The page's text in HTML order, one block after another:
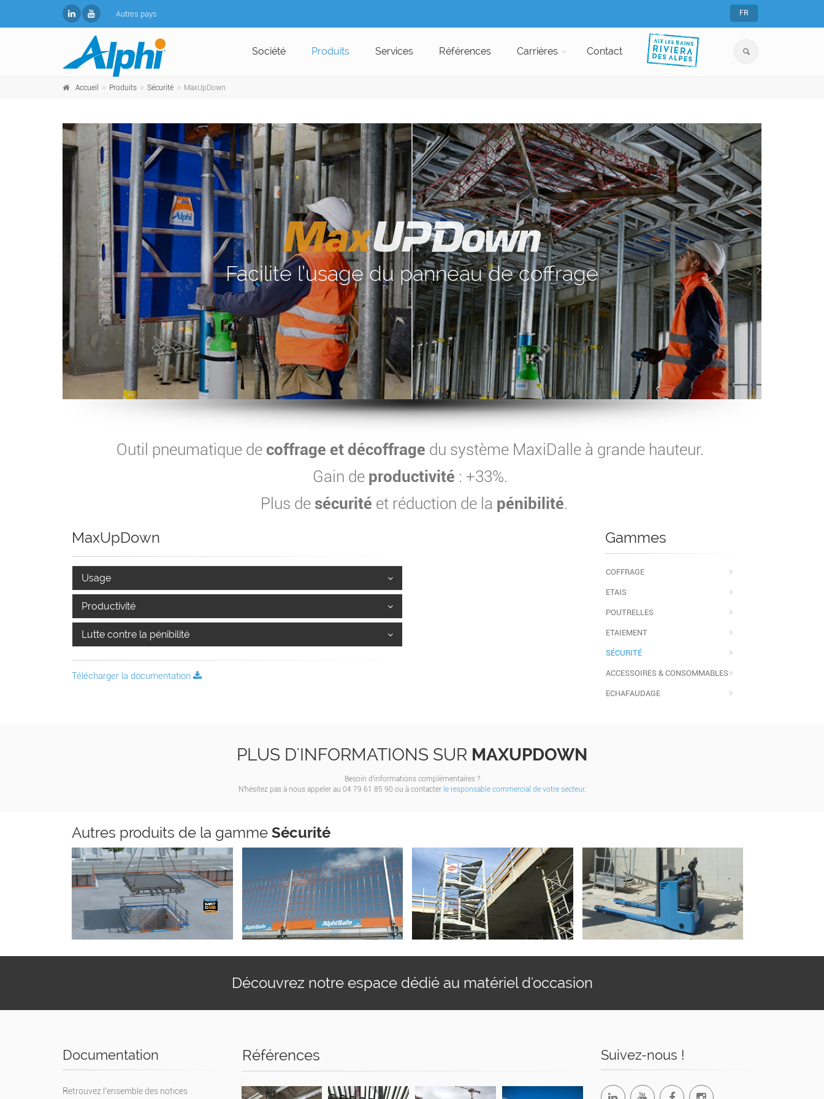
Autres pays FR
Société Produits Services Références Carrières Contact
Accueil Produits Sécurité MaxUpDown
Facilite l’usage du panneau de coffrage
Outil pneumatique de coffrage et décoffrage du système MaxiDalle à grande hauteur.
Gain de productivité : +33%.
Plus de sécurité et réduction de la pénibilité.
MaxUpDown
Usage
Productivité
Lutte contre la pénibilité
Télécharger la documentation
Gammes
COFFRAGE
ETAIS
POUTRELLES
ETAIEMENT
SÉCURITÉ
ACCESSOIRES & CONSOMMABLES
ECHAFAUDAGE
PLUS D'INFORMATIONS SUR MAXUPDOWN
Besoin d'informations complémentaires ?
N'hésitez pas à nous appeler au 04 79 61 85 90 ou à contacter le responsable commercial de votre secteur.
Autres produits de la gamme Sécurité
Découvrez notre espace dédié au matériel d'occasion
Documentation
Retrouvez l’ensemble des notices
Références Suivez-nous !